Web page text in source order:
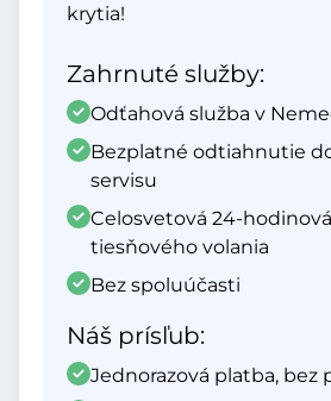
krytia!
Zahrnuté služby:
Odťahová služba v
Bezplatné odtiahnutie
servisu
Celosvetová 24-
tiesňového volania
Bez spoluúčasti
Náš prísľub:
Jednorazová platba, bez